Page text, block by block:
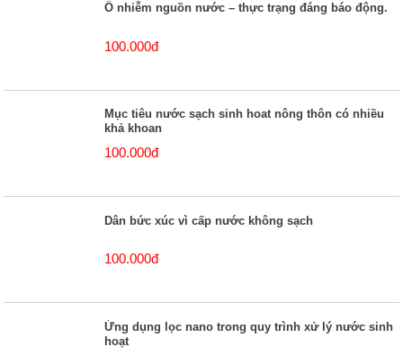
Ô nhiễm nguồn nước – thực trạng đáng báo động.
100.000đ
Mục tiêu nước sạch sinh hoat nông thôn có nhiều
khả khoan
100.000đ
Dân bức xúc vì cấp nước không sạch
100.000đ
Ứng dụng lọc nano trong quy trình xử lý nước sinh
hoạt